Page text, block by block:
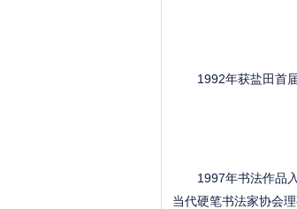
1992年获盐田首届
1997年书法作品入
当代硬笔书法家协会